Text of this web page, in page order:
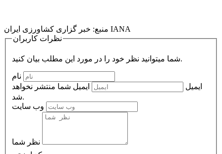
منبع: خبر گزاری کشاورزی ایران IANA
نظرات کاربران
شما میتوانید نظر خود را در مورد این مطلب بیان کنید.
ایمیل
ایمیل شما منتشر نخواهد
شد.
وب سایت